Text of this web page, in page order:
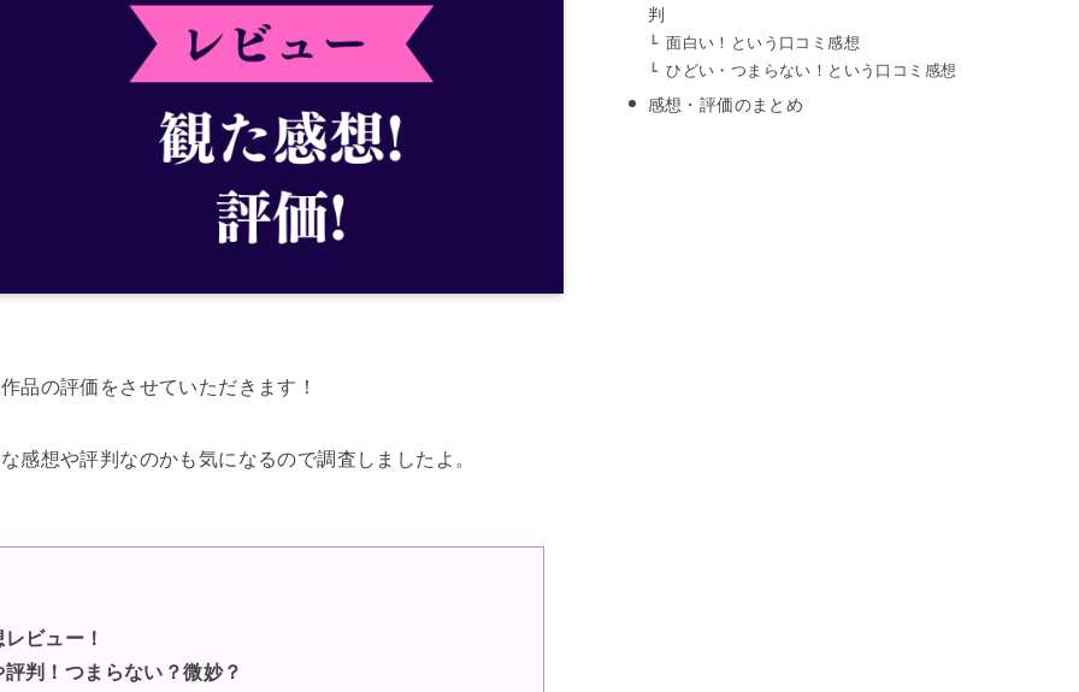
品の評価をさせていただきます！
感想や評判なのかも気になるので調査しましたよ。
ビュー！
判！ つまらない？微妙？
判
面白い！という口コミ感想
ひどい・つまらない！という口コミ感想
感想・評価のまとめ